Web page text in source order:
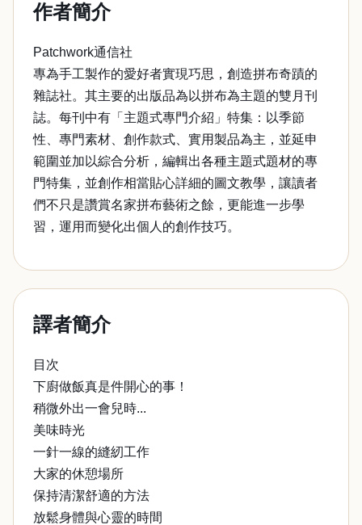
作者簡介
Patchwork通信社
專為手工製作的愛好者實現巧思，創造拼布奇蹟的
雜誌社。其主要的出版品為以拼布為主題的雙月刊
誌。每刊中有「主題式專門介紹」特集：以季節
性、專門素材、創作款式、實用製品為主，並延申
範圍並加以綜合分析，編輯出各種主題式題材的專
門特集，並創作相當貼心詳細的圖文教學，讓讀者
們不只是讚賞名家拼布藝術之餘，更能進一步學
習，運用而變化出個人的創作技巧。
譯者簡介
目次
下廚做飯真是件開心的事！
稍微外出一會兒時...
美味時光
一針一線的縫紉工作
大家的休憩場所
保持清潔舒適的方法
放鬆身體與心靈的時間